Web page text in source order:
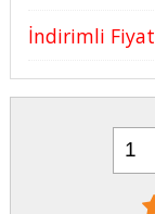
İndirimli Fiyat